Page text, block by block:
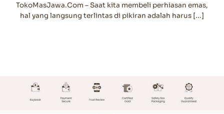
TokoMasJawa.Com – Saat kita membeli perhiasan emas,
hal yang langsung terlintas di pikiran adalah harus [...]